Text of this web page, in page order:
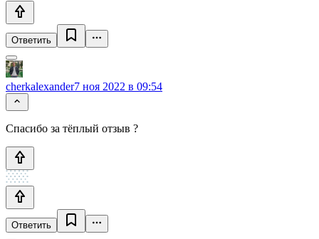
Ответить
cherkalexander7 ноя 2022 в 09:54
Спасибо за тёплый отзыв ?
Ответить